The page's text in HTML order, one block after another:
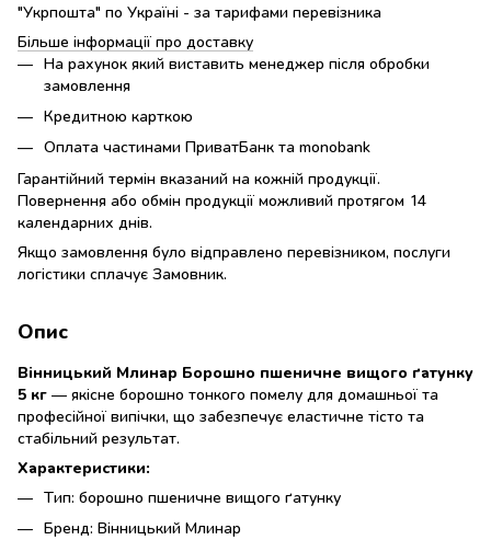
"Укрпошта" по Україні - за тарифами перевізника
Більше інформації про доставку
На рахунок який виставить менеджер після обробки
замовлення
Кредитною карткою
Оплата частинами ПриватБанк та monobank
Гарантійний термін вказаний на кожній продукції.
Повернення або обмін продукції можливий протягом 14
календарних днів.
Якщо замовлення було відправлено перевізником, послуги
логістики сплачує Замовник.
Опис
Вінницький Млинар Борошно пшеничне вищого ґатунку
5 кг — якісне борошно тонкого помелу для домашньої та
професійної випічки, що забезпечує еластичне тісто та
стабільний результат.
Характеристики:
Тип: борошно пшеничне вищого ґатунку
Бренд: Вінницький Млинар